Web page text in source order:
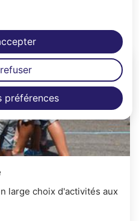
préférences
sportifs
large choix d'activités aux